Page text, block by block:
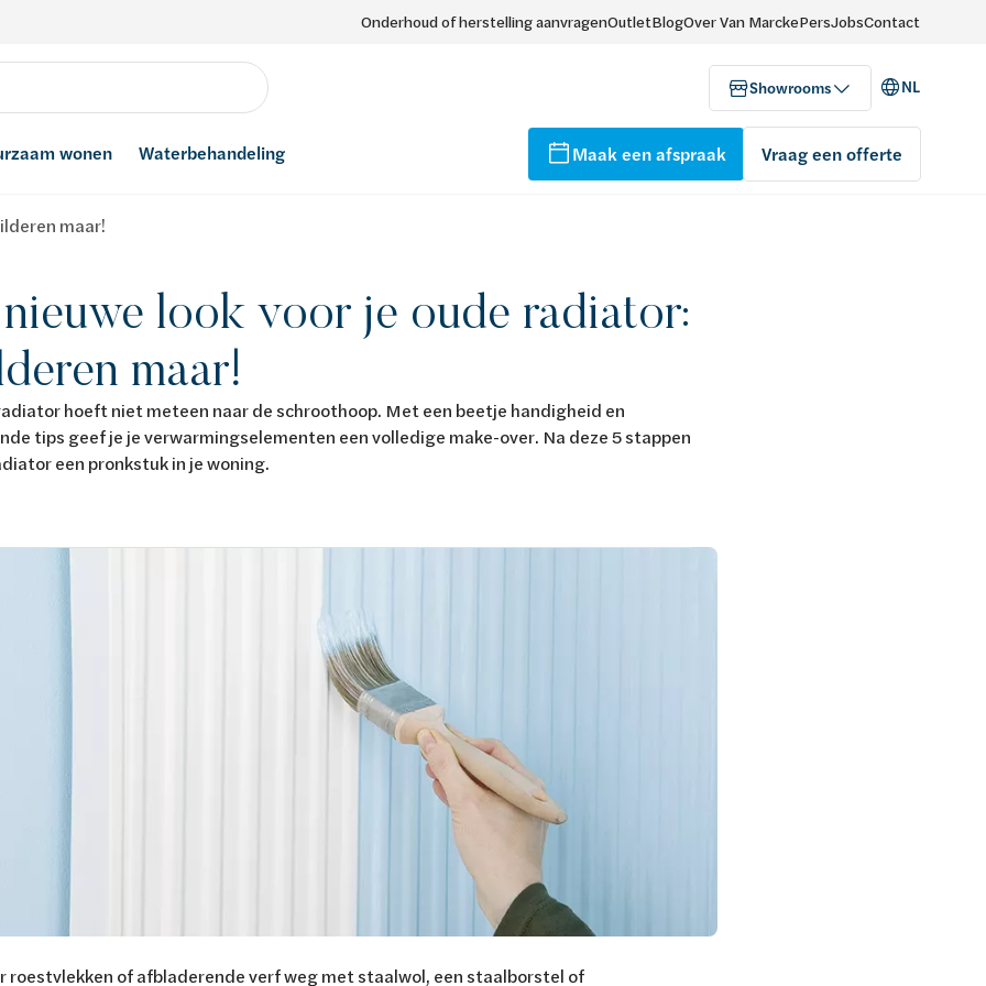
Onderhoud of herstelling aanvragenOutletBlogOver Van MarckePersJobsContact
Showrooms NL
wonen Waterbehandeling Maak een afspraak Vraag een offerte
maar!
look voor je oude radiator:
maar!
hoeft niet meteen naar de schroothoop. Met een beetje handigheid en
tips geef je je verwarmingselementen een volledige make-over. Na deze 5 stappen
een pronkstuk in je woning.
roestvlekken of afbladerende verf weg met staalwol, een staalborstel of